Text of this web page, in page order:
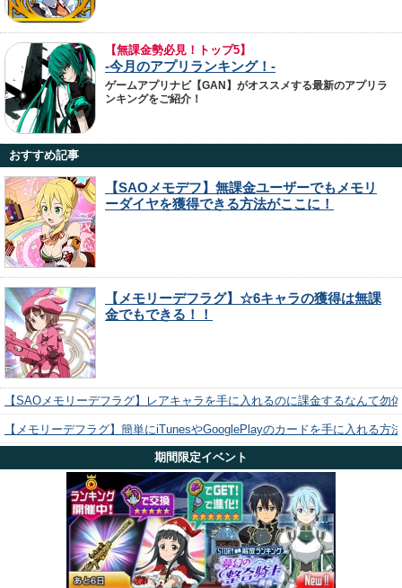
【無課金勢必見！トップ5】
-今月のアプリランキング！-
ゲームアプリナビ【GAN】がオススメする最新のアプリラ
ンキングをご紹介！
おすすめ記事
【SAOメモデフ】無課金ユーザーでもメモリ
ーダイヤを獲得できる方法がここに！
【メモリーデフラグ】☆6キャラの獲得は無課
金でもできる！！
【SAOメモリーデフラグ】レアキャラを手に入れるのに課金するなんて勿
【メモリーデフラグ】簡単にiTunesやGooglePlayのカードを手に入れる方
期間限定イベント